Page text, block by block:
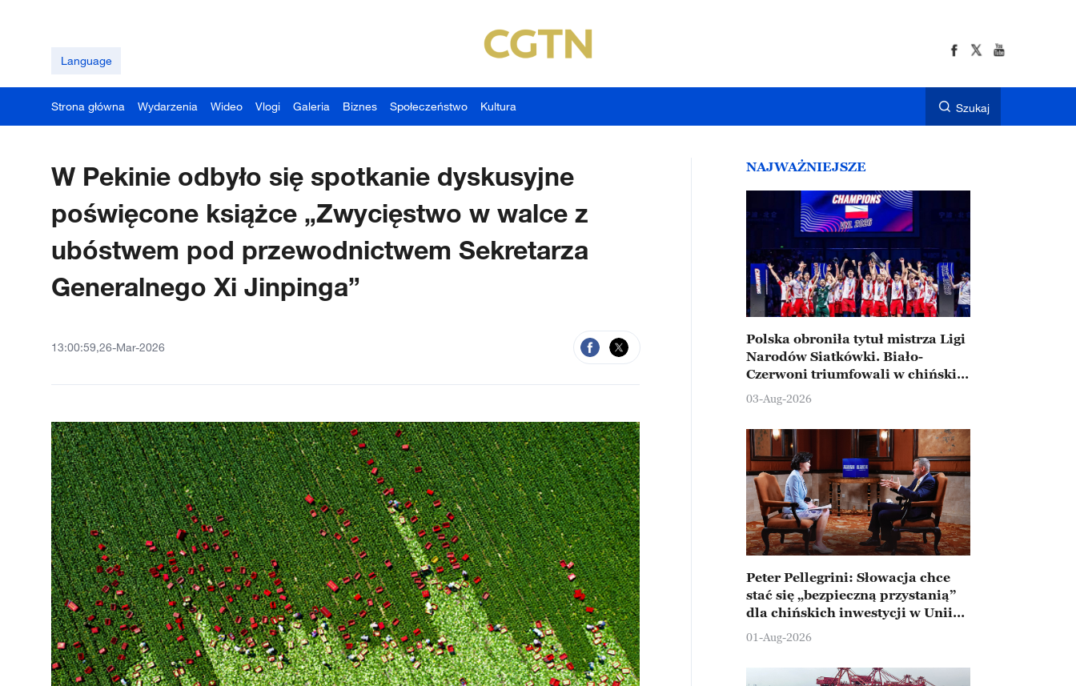
Language
Strona główna Wydarzenia Wideo Vlogi Galeria Biznes Społeczeństwo Kultura Szukaj
W Pekinie odbyło się spotkanie dyskusyjne
poświęcone książce „Zwycięstwo w walce z
ubóstwem pod przewodnictwem Sekretarza
Generalnego Xi Jinpinga”
13:00:59,26-Mar-2026
NAJWAŻNIEJSZE
Polska obroniła tytuł mistrza Ligi
Narodów Siatkówki. Biało-
Czerwoni triumfowali w chińskim
Ningbo
03-Aug-2026
Peter Pellegrini: Słowacja chce
stać się „bezpieczną przystanią”
dla chińskich inwestycji w Unii
Europejskiej
01-Aug-2026